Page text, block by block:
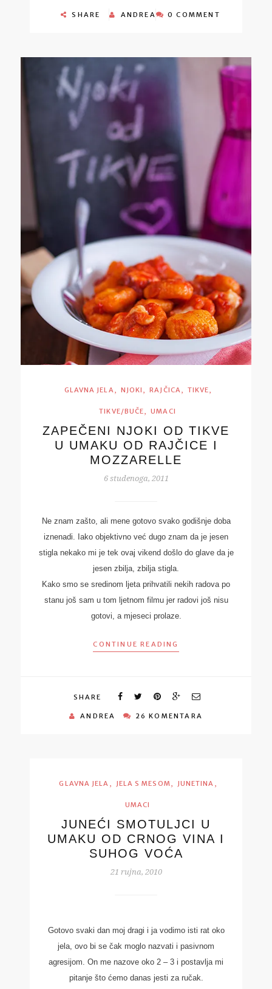
SHARE ANDREA 0 COMMENT
GLAVNA JELA, NJOKI , RAJČICA, TIKVE,
TIKVE/BUČE, UMACI
ZAPEČENI NJOKI OD TIKVE
U UMAKU OD RAJČICE I
MOZZARELLE
6 studenoga, 2011
Ne znam zašto, ali mene gotovo svako godišnje doba
iznenadi. Iako objektivno već dugo znam da je jesen
stigla nekako mi je tek ovaj vikend došlo do glave da je
jesen zbilja, zbilja stigla.
Kako smo se sredinom ljeta prihvatili nekih radova po
stanu još sam u tom ljetnom filmu jer radovi još nisu
gotovi, a mjeseci prolaze.
CONTINUE READING
SHARE
ANDREA 26 KOMENTARA
GLAVNA JELA , JELA S MESOM, JUNETINA ,
UMACI
JUNEĆI SMOTULJCI U
UMAKU OD CRNOG VINA I
SUHOG VOĆA
21 rujna, 2010
Gotovo svaki dan moj dragi i ja vodimo isti rat oko
jela, ovo bi se čak moglo nazvati i pasivnom
agresijom. On me nazove oko 2 – 3 i postavlja mi
pitanje što ćemo danas jesti za ručak.